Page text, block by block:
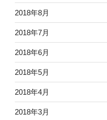
2018年8月
2018年7月
2018年6月
2018年5月
2018年4月
2018年3月